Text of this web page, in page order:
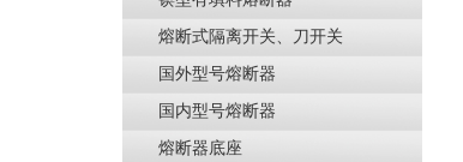
熔断式隔离开关、刀开关
国外型号熔断器
国内型号熔断器
熔断器底座